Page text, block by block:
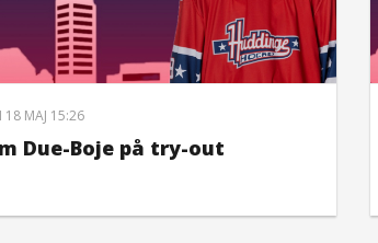
18 MAJ 15:26
Due-Boje på try-out